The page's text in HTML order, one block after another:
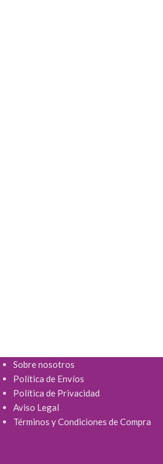
Sobre nosotros
Política de Envíos
Política de Privacidad
Aviso Legal
Términos y Condiciones de Compra